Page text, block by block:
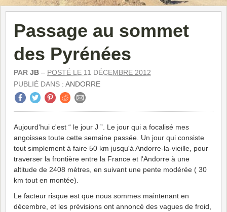
Passage au sommet
des Pyrénées
PAR JB – POSTÉ LE 11 DÉCEMBRE 2012
PUBLIÉ DANS : ANDORRE
Aujourd'hui c'est “ le jour J ”. Le jour qui a focalisé mes
angoisses toute cette semaine passée. Un jour qui consiste
tout simplement à faire 50 km jusqu'à Andorre-la-vieille, pour
traverser la frontière entre la France et l'Andorre à une
altitude de 2408 mètres, en suivant une pente modérée ( 30
km tout en montée).
Le facteur risque est que nous sommes maintenant en
décembre, et les prévisions ont annoncé des vagues de froid,